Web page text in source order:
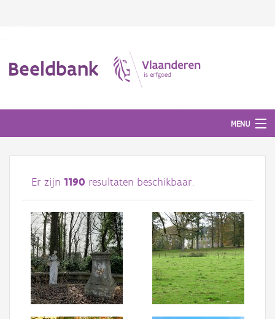
Beeldbank
MENU
Afbeeldingen
#BeeldIndeKijker
Hergebruik
Over ons
Aanmelden
Er zijn 1190 resultaten beschikbaar.